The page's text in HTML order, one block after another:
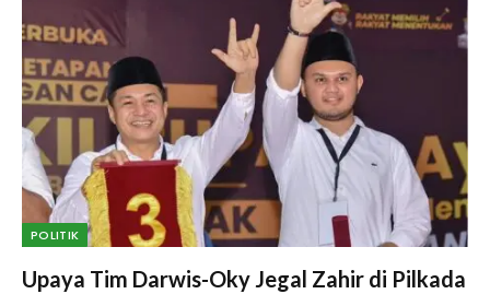
POLITIK
Upaya Tim Darwis-Oky Jegal Zahir di Pilkada